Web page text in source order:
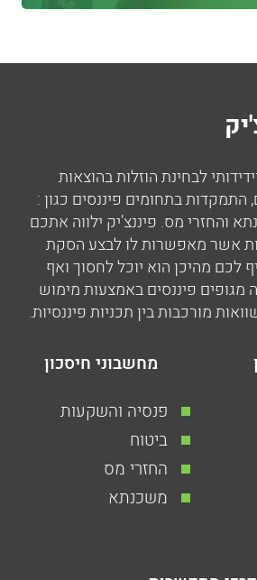
לבחינת הוזלות בהוצאות
התמקדות בתחומים פיננסים כגון :
והחזרי מס. פיננצ’יק ילווה אתכם
אשר מאפשרות לו לבצע הסקת
לכם מהיכן הוא יוכל לחסוך ואף
מגופים פיננסים באמצעות מימוש
מורכבות בין תכניות פיננסיות.
מחשבוני חיסכון
פנסיה והשקעות
ביטוח
החזרי מס
משכנתא